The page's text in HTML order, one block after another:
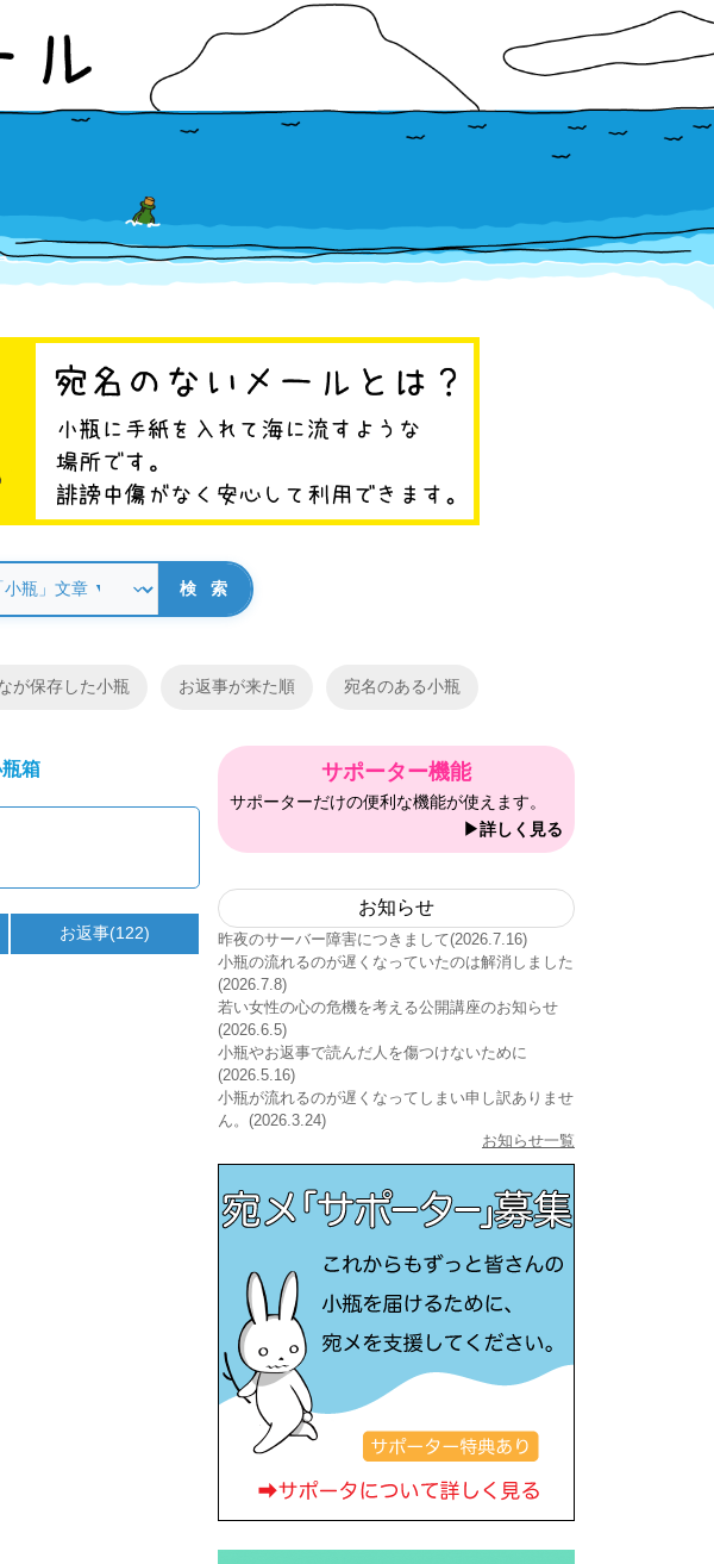
が保存した小瓶 お返事が来た順 宛名のある小瓶
箱
お返事(122)
サポーター機能
サポーターだけの便利な機能が使えます。
▶詳しく見る
お知らせ
昨夜のサーバー障害につきまして(2026.7.16)
小瓶の流れるのが遅くなっていたのは解消しました
(2026.7.8)
若い女性の心の危機を考える公開講座のお知らせ
(2026.6.5)
小瓶やお返事で読んだ人を傷つけないために
(2026.5.16)
小瓶が流れるのが遅くなってしまい申し訳ありませ
ん。(2026.3.24)
お知らせ一覧